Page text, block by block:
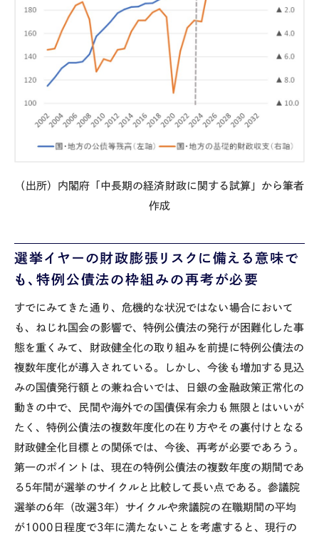
（出所）内閣府「中長期の経済財政に関する試算」から筆者
作成
選挙イヤーの財政膨張リスクに備える意味で
も、特例公債法の枠組みの再考が必要
すでにみてきた通り、危機的な状況ではない場合において
も、ねじれ国会の影響で、特例公債法の発行が困難化した事
態を重くみて、財政健全化の取り組みを前提に特例公債法の
複数年度化が導入されている。しかし、今後も増加する見込
みの国債発行額との兼ね合いでは、日銀の金融政策正常化の
動きの中で、民間や海外での国債保有余力も無限とはいいが
たく、特例公債法の複数年度化の在り方やその裏付けとなる
財政健全化目標との関係では、今後、再考が必要であろう。
第一のポイントは、現在の特例公債法の複数年度の期間であ
る 5年間が選挙のサイクルと比較して長い点である。参議院
選挙の6年（改選3年）サイクルや衆議院の在職期間の平均
が1000 日程度で3年に満たないことを考慮すると、現行の